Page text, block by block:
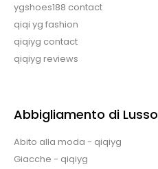
ygshoes188 contact
qiqi yg fashion
qiqiyg contact
qiqiyg reviews
Abbigliamento di Lusso
Abito alla moda - qiqiyg
Giacche - qiqiyg